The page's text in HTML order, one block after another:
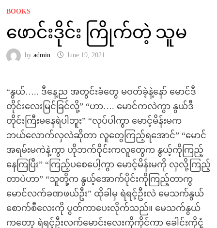
BOOKS
ဖောင်းဒိုင်း ကြိုက်တဲ့ သူမ
by admin June 19, 2021
“နွယ်….. ဒီနေ့ည အတွင်းခံတွေ မဝတ်ခဲ့နဲ့နော် မောင်ဒီ
တိုင်းလေးမြင်ခြင်လို့” “ဟာ…. မောင်ကလဲကွာ နွယ်ဒီ
တိုင်းကြီးမနေရဲပါဘူး” “လုပ်ပါကွာ မောင့်မိန်းမက
ဘယ်လောက်လှလဲဆိုတာ လူတွေကြည့်ရအောင်” “မောင်
အရမ်းမကဲနဲ့ကွာ ဟိုဘက်ဝိုင်းကလူတွေက နွယ့်ကိုကြည့်
နေကြပြီး” “ကြည့်ပစေပေါ့ကွာ မောင့်မိန်းမကို လှလို့ကြည့်
တာပဲဟာ” “သူတို့က နွယ့်အောက်ပိုင်းကိုကြည့်တာကွ
မောင်လက်ခဏဖယ်ဦး” ထိုခါမှ ရဲရင့်ဦးလဲ မေသက်နွယ်
စောက်စီလေးကို ပွတ်ကာပေးလိုက်သည်။ မေသက်နွယ်
ကတော့ ရဲရင့်ဦးလက်မောင်းလေးကိုကိုင်ကာ ခေါင်းကိုငုံ့